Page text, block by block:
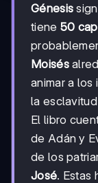
Génesis
tiene 50
Moisés
animar a los
la
El libro
de Adán y
de los
José. Estas